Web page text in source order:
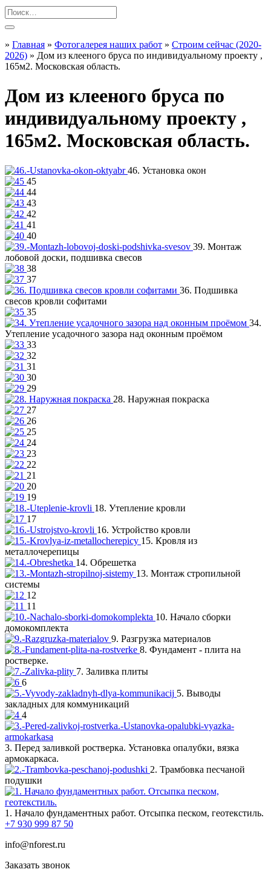
» Главная » Фотогалерея наших работ » Строим сейчас (2020-
2026) » Дом из клееного бруса по индивидуальному проекту ,
165м2. Московская область.
Дом из клееного бруса по
индивидуальному проекту ,
165м2. Московская область.
46. Установка окон
45
44
43
42
41
40
39. Монтаж
лобовой доски, подшивка свесов
38
37
36. Подшивка
свесов кровли софитами
35
34.
Утепление усадочного зазора над оконным проёмом
33
32
31
30
29
28. Наружная покраска
27
26
25
24
23
22
21
20
19
18. Утепление кровли
17
16. Устройство кровли
15. Кровля из
металлочерепицы
14. Обрешетка
13. Монтаж стропильной
системы
12
11
10. Начало сборки
домокомплекта
9. Разгрузка материалов
8. Фундамент - плита на
ростверке.
7. Заливка плиты
6
5. Выводы
закладных для коммуникаций
4
3. Перед заливкой ростверка. Установка опалубки, вязка
армокаркаса.
2. Трамбовка песчаной
подушки
1. Начало фундаментных работ. Отсыпка песком, геотекстиль.
+7 930 999 87 50
info@nforest.ru
Заказать звонок